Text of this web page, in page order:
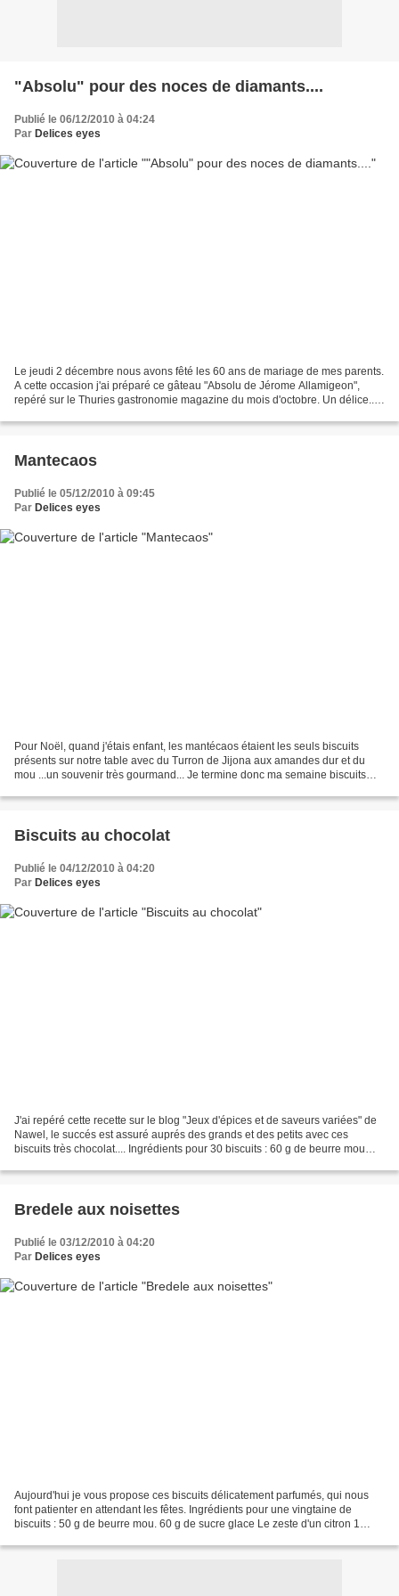
"Absolu" pour des noces de diamants....
Publié le 06/12/2010 à 04:24
Par Delices eyes
Le jeudi 2 décembre nous avons fêté les 60 ans de mariage de mes parents.
A cette occasion j'ai préparé ce gâteau "Absolu de Jérome Allamigeon",
repéré sur le Thuries gastronomie magazine du mois d'octobre. Un délice.....
Mantecaos
Publié le 05/12/2010 à 09:45
Par Delices eyes
Pour Noël, quand j'étais enfant, les mantécaos étaient les seuls biscuits
présents sur notre table avec du Turron de Jijona aux amandes dur et du
mou ...un souvenir très gourmand... Je termine donc ma semaine biscuits
Biscuits au chocolat
Publié le 04/12/2010 à 04:20
Par Delices eyes
J'ai repéré cette recette sur le blog "Jeux d'épices et de saveurs variées" de
Nawel, le succés est assuré auprés des grands et des petits avec ces
biscuits très chocolat.... Ingrédients pour 30 biscuits : 60 g de beurre mou
Bredele aux noisettes
Publié le 03/12/2010 à 04:20
Par Delices eyes
Aujourd'hui je vous propose ces biscuits délicatement parfumés, qui nous
font patienter en attendant les fêtes. Ingrédients pour une vingtaine de
biscuits : 50 g de beurre mou. 60 g de sucre glace Le zeste d'un citron 1